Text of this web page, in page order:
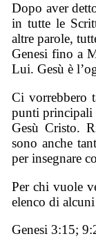
Dopo aver
in tutte le
altre parole,
Genesi fino a
Lui. Gesù è
Ci vorrebbero
punti principali
Gesù Cristo.
sono anche
per insegnare
Per chi vuole
elenco di
Genesi 3:15;